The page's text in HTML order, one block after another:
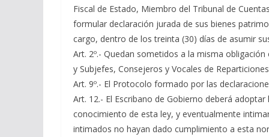
Fiscal de Estado, Miembro del Tribunal de
formular declaración jurada de sus bienes
cargo, dentro de los treinta (30) días de asumir
Art. 2º.- Quedan sometidos a la misma
y Subjefes, Consejeros y Vocales de
Art. 9º.- El Protocolo formado por las
Art. 12.- El Escribano de Gobierno deberá
conocimiento de esta ley, y eventualmente
intimados no hayan dado cumplimiento a esta